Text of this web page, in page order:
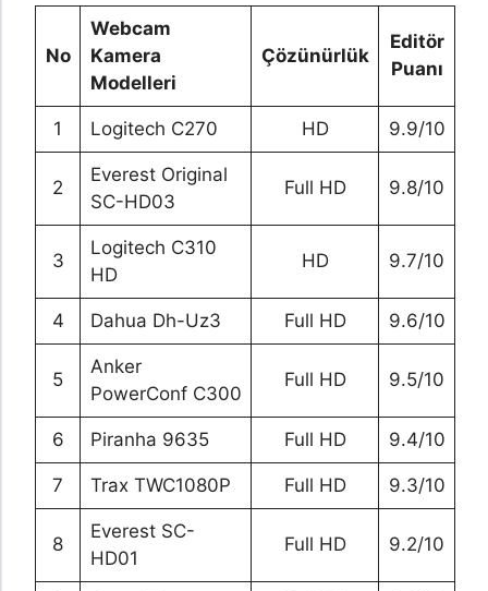
No
Webcam
Kamera
Modelleri
Çözünürlük
Editör
Puanı
1 Logitech C270 HD 9.9/10
2
Everest Original
SC-HD03
Full HD 9.8/10
3
Logitech C310
HD
HD 9.7/10
4 Dahua Dh-Uz3 Full HD 9.6/10
5
Anker
PowerConf C300
Full HD 9.5/10
6 Piranha 9635 Full HD 9.4/10
7 Trax TWC1080P Full HD 9.3/10
8
Everest SC-
HD01
Full HD 9.2/10